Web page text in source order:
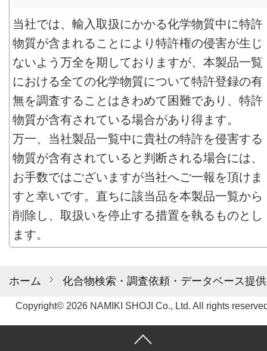
ホーム 化合物検索・調査依頼・データベース提供
当社では、輸入取扱にかかる化学物質中に特許
物質が含まれることにより特許権の侵害が生じ
ないよう万全を期しておりますが、本製品一覧
における全ての化学物質について特許登録の有
無を調査することはきわめて困難であり、特許
物質が含有されている場合があり得ます。
万一、当社製品一覧中に貴社の特許を侵害する
物質が含有されていると判断される場合には、
お手数ではございますが当社へご一報を頂けま
すと幸いです。直ちに該当品を本製品一覧から
削除し、取扱いを停止する措置を執るものとし
ます。
Copyright© 2026 NAMIKI SHOJI Co., Ltd. All rights